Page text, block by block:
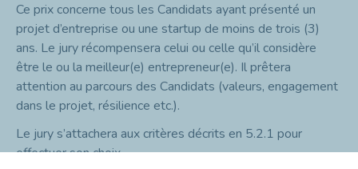
Ce prix concerne tous les Candidats ayant présenté un
projet d’entreprise ou une startup de moins de trois (3)
ans. Le jury récompensera celui ou celle qu’il considère
être le ou la meilleur(e) entrepreneur(e). Il prêtera
attention au parcours des Candidats (valeurs, engagement
dans le projet, résilience etc.).
Le jury s’attachera aux critères décrits en 5.2.1 pour
effectuer son choix.